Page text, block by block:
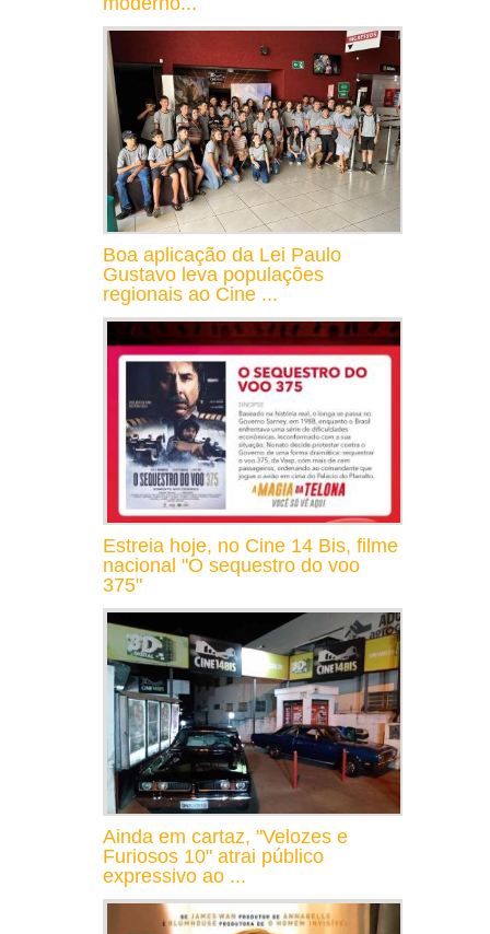
Boa aplicação da Lei Paulo
Gustavo leva populações
regionais ao Cine ...
Estreia hoje, no Cine 14 Bis, filme
nacional "O sequestro do voo
375"
Ainda em cartaz, "Velozes e
Furiosos 10" atrai público
expressivo ao ...